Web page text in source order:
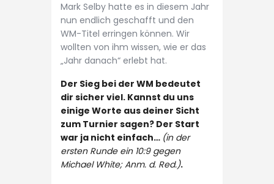
Mark Selby hatte es in diesem Jahr
nun endlich geschafft und den
WM-Titel erringen können. Wir
wollten von ihm wissen, wie er das
„Jahr danach“ erlebt hat.
Der Sieg bei der WM bedeutet
dir sicher viel. Kannst du uns
einige Worte aus deiner Sicht
zum Turnier sagen? Der Start
war ja nicht einfach… (in der
ersten Runde ein 10:9 gegen
Michael White; Anm. d. Red.).